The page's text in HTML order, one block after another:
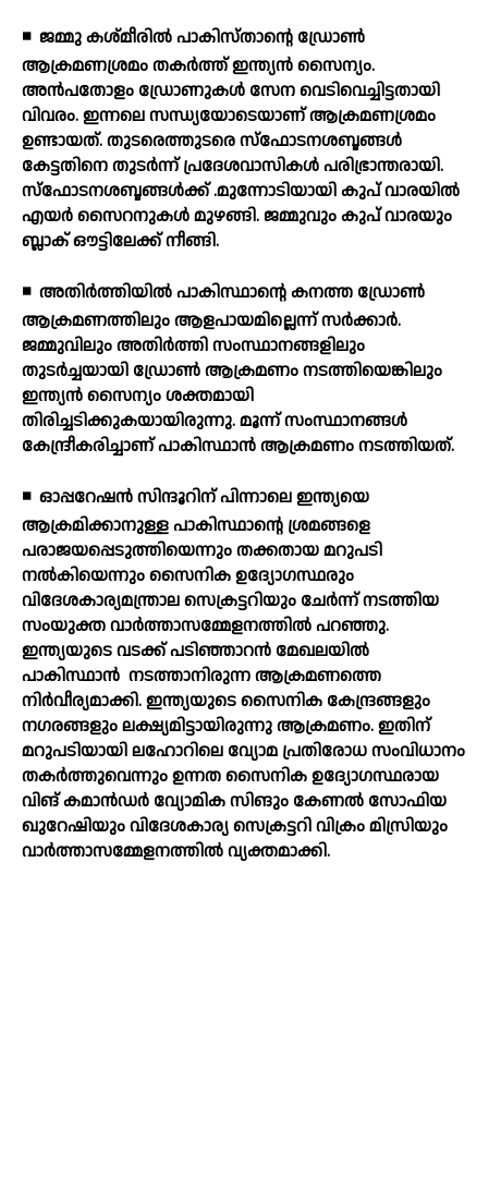
◾ ജമ്മു കശ്മീരില്‍ പാകിസ്താന്റെ ഡ്രോണ്‍
ആക്രമണശ്രമം തകര്‍ത്ത് ഇന്ത്യന്‍ സൈന്യം.
അന്‍പതോളം ഡ്രോണുകള്‍ സേന വെടിവെച്ചിട്ടതായി
വിവരം. ഇന്നലെ സന്ധ്യയോടെയാണ് ആക്രമണശ്രമം
ഉണ്ടായത്. തുടരെത്തുടരെ സ്ഫോടനശബ്ദങ്ങള്‍
കേട്ടതിനെ തുടര്‍ന്ന് പ്രദേശവാസികള്‍ പരിഭ്രാന്തരായി.
സ്ഫോടനശബ്ദങ്ങള്‍ക്ക് .മുന്നോടിയായി കുപ് വാരയില്‍
എയര്‍ സൈറനുകള്‍ മുഴങ്ങി. ജമ്മുവും കുപ് വാരയും
ബ്ലാക് ഔട്ടിലേക്ക് നീങ്ങി.
◾ അതിര്‍ത്തിയില്‍ പാകിസ്ഥാന്റെ കനത്ത ഡ്രോണ്‍
ആക്രമണത്തിലും ആളപായമില്ലെന്ന് സര്‍ക്കാര്‍.
ജമ്മുവിലും അതിര്‍ത്തി സംസ്ഥാനങ്ങളിലും
തുടര്‍ച്ചയായി ഡ്രോണ്‍ ആക്രമണം നടത്തിയെങ്കിലും
ഇന്ത്യന്‍ സൈന്യം ശക്തമായി
തിരിച്ചടിക്കുകയായിരുന്നു. മൂന്ന് സംസ്ഥാനങ്ങള്‍
കേന്ദ്രീകരിച്ചാണ് പാകിസ്ഥാന്‍ ആക്രമണം നടത്തിയത്.
◾ ഓപ്പറേഷന്‍ സിന്ദൂറിന് പിന്നാലെ ഇന്ത്യയെ
ആക്രമിക്കാനുള്ള പാകിസ്ഥാന്റെ ശ്രമങ്ങളെ
പരാജയപ്പെടുത്തിയെന്നും തക്കതായ മറുപടി
നല്‍കിയെന്നും സൈനിക ഉദ്യോഗസ്ഥരും
വിദേശകാര്യമന്ത്രാല സെക്രട്ടറിയും ചേര്‍ന്ന് നടത്തിയ
സംയുക്ത വാര്‍ത്താസമ്മേളനത്തില്‍ പറഞ്ഞു.
ഇന്ത്യയുടെ വടക്ക് പടിഞ്ഞാറന്‍ മേഖലയില്‍
പാകിസ്ഥാന്‍ നടത്താനിരുന്ന ആക്രമണത്തെ
നിര്‍വീര്യമാക്കി. ഇന്ത്യയുടെ സൈനിക കേന്ദ്രങ്ങളും
നഗരങ്ങളും ലക്ഷ്യമിട്ടായിരുന്നു ആക്രമണം. ഇതിന്
മറുപടിയായി ലഹോറിലെ വ്യോമ പ്രതിരോധ സംവിധാനം
തകര്‍ത്തുവെന്നും ഉന്നത സൈനിക ഉദ്യോഗസ്ഥരായ
വിങ് കമാന്‍ഡര്‍ വ്യോമിക സിങും കേണല്‍ സോഫിയ
ഖുറേഷിയും വിദേശകാര്യ സെക്രട്ടറി വിക്രം മിസ്രിയും
വാര്‍ത്താസമ്മേളനത്തില്‍ വ്യക്തമാക്കി.